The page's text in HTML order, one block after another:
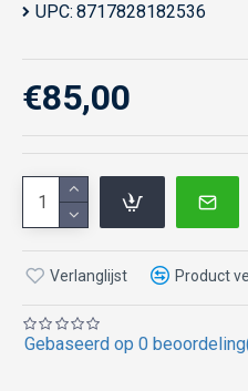
UPC: 8717828182536
Gebaseerd op 0
€85,00
Verlanglijst Product